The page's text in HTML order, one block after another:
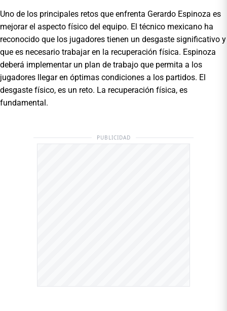
Uno de los principales retos que enfrenta Gerardo Espinoza es
mejorar el aspecto físico del equipo. El técnico mexicano ha
reconocido que los jugadores tienen un desgaste significativo y
que es necesario trabajar en la recuperación física. Espinoza
deberá implementar un plan de trabajo que permita a los
jugadores llegar en óptimas condiciones a los partidos. El
desgaste físico, es un reto. La recuperación física, es
fundamental.
PUBLICIDAD